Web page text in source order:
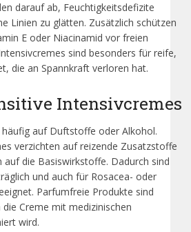
darauf ab, Feuchtigkeitsdefizite
Linien zu glätten. Zusätzlich schützen
E oder Niacinamid vor freien
sind besonders für reife,
die an Spannkraft verloren hat.
Intensivcremes
auf Duftstoffe oder Alkohol.
verzichten auf reizende Zusatzstoffe
auf die Basiswirkstoffe. Dadurch sind
und auch für Rosacea- oder
Parfumfreie Produkte sind
Creme mit medizinischen
wird.